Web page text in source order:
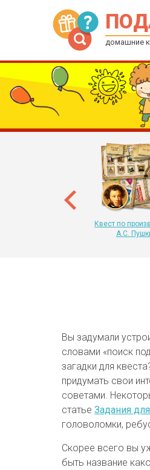
домашние
Квест по
А.С.
Вы задумали
словами «поиск
загадки для
придумать свои
советами.
статье Задания
головоломки,
Скорее всего вы
быть название